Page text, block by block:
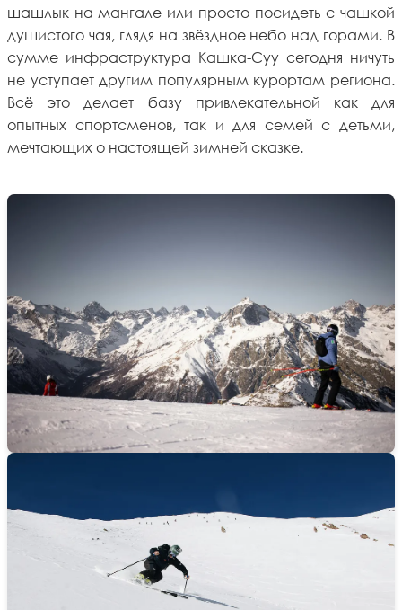
шашлык на мангале или просто посидеть с чашкой
душистого чая, глядя на звёздное небо над горами. В
сумме инфраструктура Кашка-Суу сегодня ничуть
не уступает другим популярным курортам региона.
Всё это делает базу привлекательной как для
опытных спортсменов, так и для семей с детьми,
мечтающих о настоящей зимней сказке.